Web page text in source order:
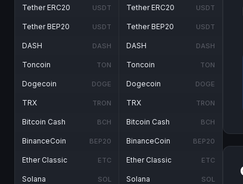
Tether ERC20 USDT
Tether BEP20 USDT
DASH DASH
Toncoin TON
Dogecoin DOGE
TRX TRON
Bitcoin Cash BCH
BinanceCoin BEP20
Ether Classic ETC
Solana SOL
Tether ERC20 USDT
Tether BEP20 USDT
DASH DASH
Toncoin TON
Dogecoin DOGE
TRX TRON
Bitcoin Cash BCH
BinanceCoin BEP20
Ether Classic ETC
Solana SOL